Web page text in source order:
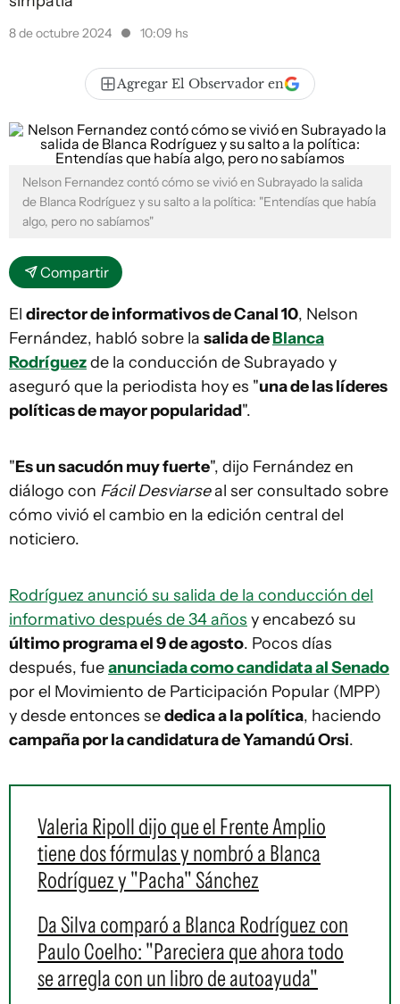
8 de octubre 2024 10:09 hs
Agregar El Observador en
Nelson Fernandez contó cómo se vivió en Subrayado la salida
de Blanca Rodríguez y su salto a la política: "Entendías que había
algo, pero no sabíamos"
Compartir
El director de informativos de Canal 10, Nelson
Fernández, habló sobre la salida deBlanca
Rodríguezde la conducción de Subrayado y
aseguró que la periodista hoy es "una de las líderes
políticas de mayor popularidad".
"Es un sacudón muy fuerte", dijo Fernández en
diálogo con Fácil Desviarseal ser consultado sobre
cómo vivió el cambio en la edición central del
noticiero.
Rodríguez anunció su salida de la conducción del
informativo después de 34 años y encabezó su
último programa el 9 de agosto. Pocos días
después, fueanunciada como candidata al Senado
por el Movimiento de Participación Popular (MPP)
y desde entonces sededica a la política, haciendo
campaña por la candidatura de Yamandú Orsi.
Valeria Ripoll dijo que el Frente Amplio
tiene dos fórmulas y nombró a Blanca
Rodríguez y "Pacha" Sánchez
Da Silva comparó a Blanca Rodríguez con
Paulo Coelho: "Pareciera que ahora todo
se arregla con un libro de autoayuda"